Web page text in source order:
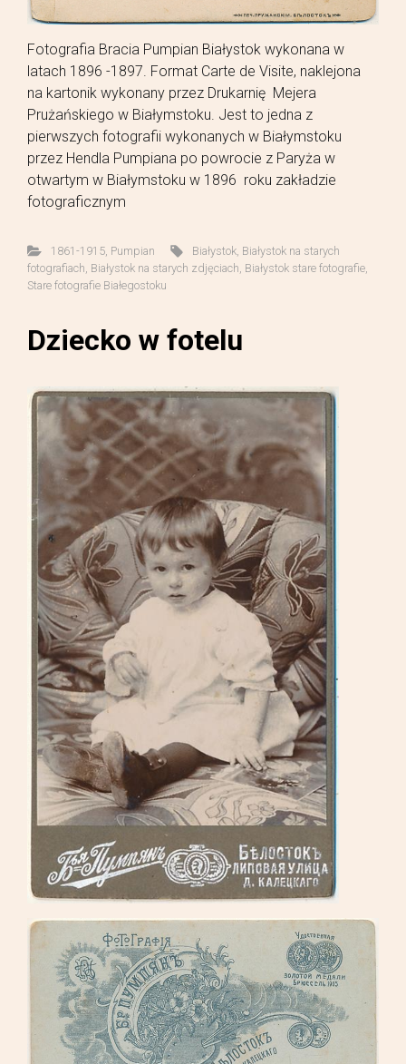
Fotografia Bracia Pumpian Białystok wykonana w
latach 1896 -1897. Format Carte de Visite, naklejona
na kartonik wykonany przez Drukarnię Mejera
Prużańskiego w Białymstoku. Jest to jedna z
pierwszych fotografii wykonanych w Białymstoku
przez Hendla Pumpiana po powrocie z Paryża w
otwartym w Białymstoku w 1896 roku zakładzie
fotograficznym
1861-1915, Pumpian Białystok Białystok na starych
fotografiach Białystok na starych zdjęciach Białystok stare fotografie
Stare fotografie Białegostoku
Dziecko w fotelu